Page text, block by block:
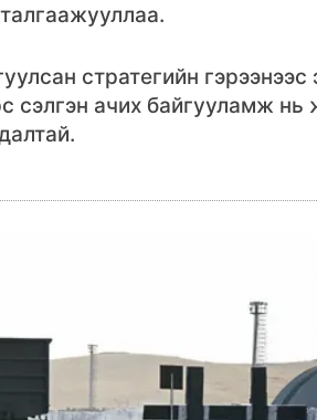
стратегийн гэрээнээс
сэлгэн ачих байгууламж нь